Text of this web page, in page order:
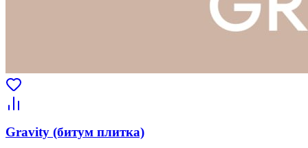
Gravity (битум плитка)